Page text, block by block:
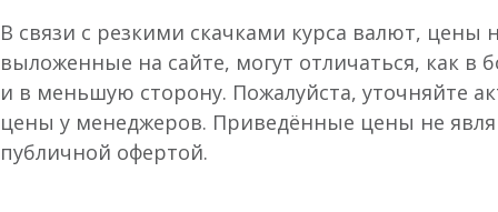
В связи с резкими скачками курса валют, цены
выложенные на сайте, могут отличаться, как в
и в меньшую сторону. Пожалуйста, уточняйте
цены у менеджеров. Приведённые цены не
публичной офертой.